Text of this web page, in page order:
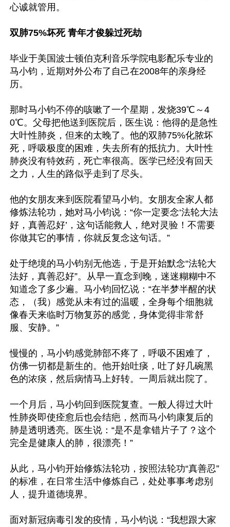
心诚就管用。
双肺75%坏死 青年才俊躲过死劫
毕业于美国波士顿伯克利音乐学院电影配乐专业的
马小钧，近期对外公布了自己在2008年的亲身经
历。
那时马小钧不停的咳嗽了一个星期，发烧39℃～4
0℃。父母把他送到医院后，医生说：他得的是急性
大叶性肺炎，但来的太晚了。他的双肺75%化脓坏
死，呼吸极度的困难，失去所有的抵抗力。大叶性
肺炎没有特效药，死亡率很高。医学已经没有回天
之力，人生的路似乎走到了尽头。
他的女朋友来到医院看望马小钧。女朋友全家人都
修炼法轮功，她对马小钧说：“你一定要念‘法轮大法
好，真善忍好’，这句话能救人，绝对灵验！不需要
你做其它的事情，你就反复念这句话。”
处于绝境的马小钧别无他选，于是开始默念“法轮大
法好，真善忍好”。从早一直念到晚，迷迷糊糊中不
知道念了多少遍。马小钧回忆说：“在半梦半醒的状
态，（我）感觉从未有过的温暖，全身每个细胞就
像春天来临时万物复苏的感觉，身体觉得非常舒
服、安静。”
慢慢的，马小钧感觉肺部不疼了，呼吸不困难了，
仿佛一切都是新生的。他开始吐痰，吐了好几碗黑
色的浓痰，然后病情马上好转。一周后就出院了。
一个月后，马小钧回到医院复查。一般人得过大叶
性肺炎即使痊愈后也会结疤，然而马小钧康复后的
肺是透明透亮。医生说：“是不是拿错片子了？这个
完全是健康人的肺，很漂亮！”
从此，马小钧开始修炼法轮功，按照法轮功“真善忍”
的标准，在日常生活中修炼自己，处处事事考虑别
人，提升道德境界。
面对新冠病毒引发的疫情，马小钧说：“我想跟大家